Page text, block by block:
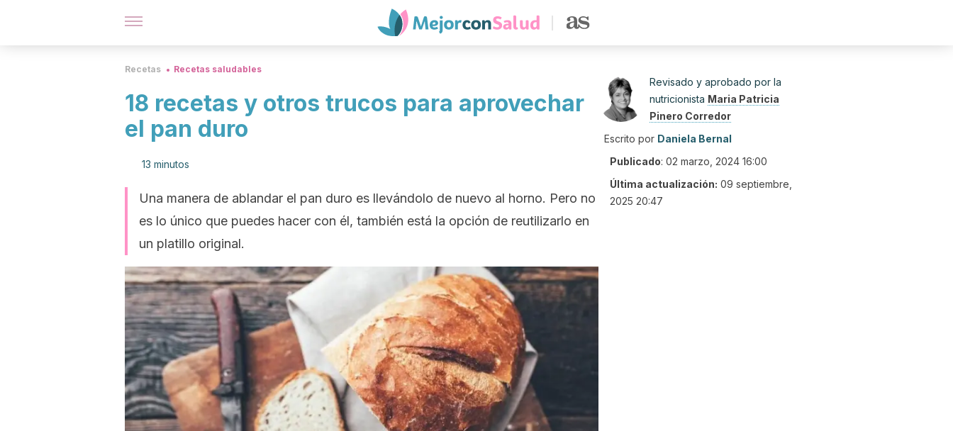
Recetas Recetas saludables
18 recetas y otros trucos para aprovechar
el pan duro
13 minutos
Una manera de ablandar el pan duro es llevándolo de nuevo al horno. Pero no
es lo único que puedes hacer con él, también está la opción de reutilizarlo en
un platillo original.
Revisado y aprobado por la
nutricionista Maria Patricia
Pinero Corredor
Escrito por Daniela Bernal
Publicado: 02 marzo, 2024 16:00
Última actualización: 09 septiembre,
2025 20:47